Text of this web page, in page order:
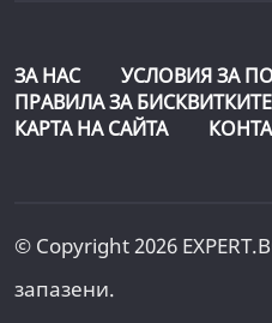
ЗА НАС
УСЛОВИЯ ЗА
ПРАВИЛА ЗА БИСКВИТКИТЕ
КАРТА НА САЙТА
© Copyright 2026
запазени.